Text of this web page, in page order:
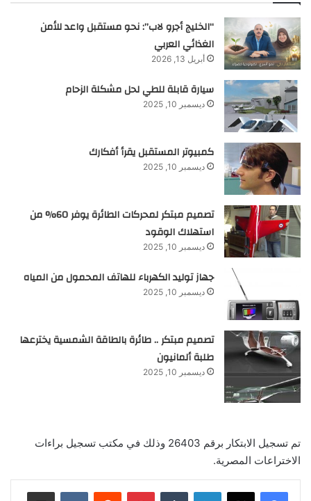
“الخليج أجرو لاب”: نحو مستقبل واعد للأمن
الغذائي العربي
أبريل 13, 2026
سيارة قابلة للطي لحل مشكلة الزحام
ديسمبر 10, 2025
كمبيوتر المستقبل يقرأ أفكارك
ديسمبر 10, 2025
تصميم مبتكر لمحركات الطائرة يوفر 60% من
استهلاك الوقود
ديسمبر 10, 2025
جهاز توليد الكهرباء للهاتف المحمول من المياه
ديسمبر 10, 2025
تصميم مبتكر .. طائرة بالطاقة الشمسية يخترعها
طلبة ألمانيون
ديسمبر 10, 2025
تم تسجيل الابتكار برقم 26403 وذلك في مكتب تسجيل براءات
الاختراعات المصرية.
لينكدإن بينتيريست